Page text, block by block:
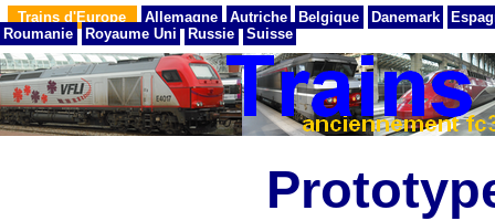
Trains d'Europe Allemagne Autriche Belgique Danemark
Roumanie
Royaume Uni Russie Suisse